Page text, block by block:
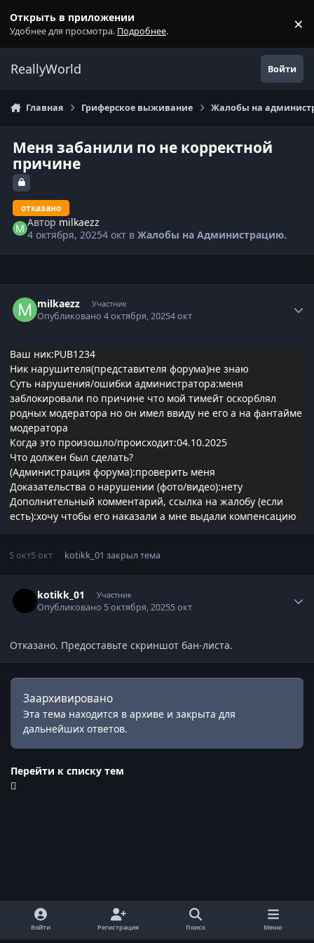
Открыть в приложении
Удобнее для просмотра. Подробнее. ×
ReallyWorld Войти
Главная Гриферское выживание Жалобы на
Меня забанили по не корректной
причине
отказано
Автор milkaezz
4 октября, 20254 окт вЖалобы на Администрацию.
milkaezz Участник
Опубликовано4 октября, 20254 окт
Ваш ник:PUB1234
Ник нарушителя(представителя форума)не знаю
Суть нарушения/ошибки администратора:меня
заблокировали по причине что мой тимейт оскорблял
родных модератора но он имел ввиду не его а на фантайме
модератора
Когда это произошло/происходит:04.10.2025
Что должен был сделать?
(Администрация форума):проверить меня
Доказательства о нарушении (фото/видео):нету
Дополнительный комментарий, ссылка на жалобу (если
есть):хочу чтобы его наказали а мне выдали компенсацию
5 окт5 окт kotikk_01 закрыл тема
kotikk_01 Участник
Опубликовано 5 октября, 20255 окт
Отказано. Предоставьте скриншот бан-листа.
Заархивировано
Эта тема находится в архиве и закрыта для
дальнейших ответов.
Перейти к списку тем
Войти Регистрация Поиск Меню